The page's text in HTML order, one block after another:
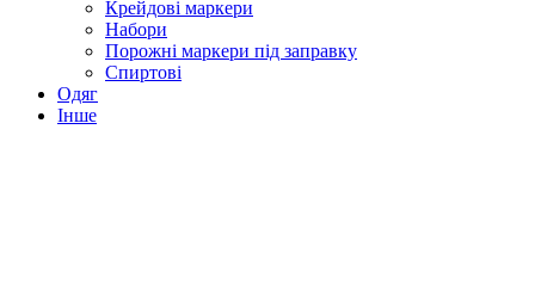
Крейдові маркери
Набори
Порожні маркери під заправку
Спиртові
Одяг
Інше